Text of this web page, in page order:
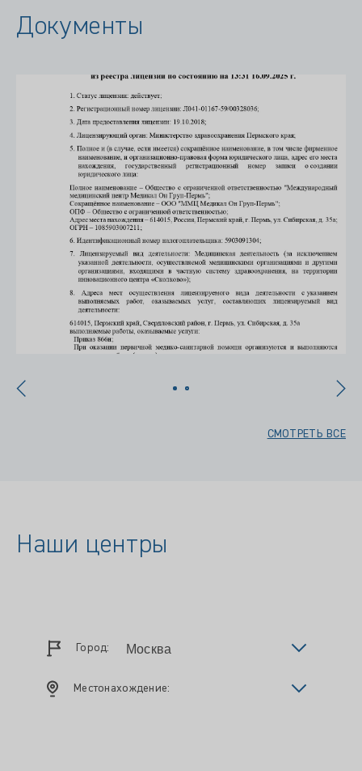
Документы
СМОТРЕТЬ ВСЕ
Наши центры
Город:
Местонахождение: